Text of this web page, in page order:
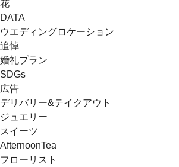
花
DATA
ウエディングロケーション
追悼
婚礼プラン
SDGs
広告
デリバリー&テイクアウト
ジュエリー
スイーツ
AfternoonTea
フローリスト